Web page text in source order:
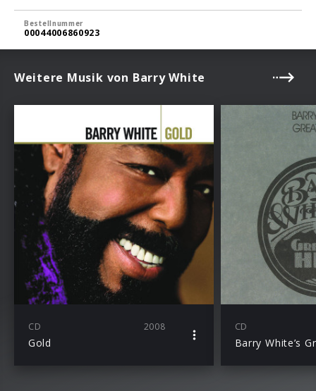
Bestellnummer
00044006860923
Weitere Musik von Barry White
CD 2008
Gold
CD
Barry White’s